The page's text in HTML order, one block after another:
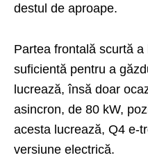
destul de aproape.
Partea frontală scurtă
suficientă pentru a
lucrează, însă doar
asincron, de 80 kW,
acesta lucrează, Q4 e-
versiune electrică.